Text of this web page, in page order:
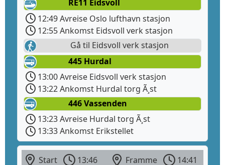
RE11 Eidsvoll
12:49 Avreise Oslo lufthavn stasjon
12:55 Ankomst Eidsvoll verk stasjon
Gå til Eidsvoll verk stasjon
445 Hurdal
13:00 Avreise Eidsvoll verk stasjon
13:22 Ankomst Hurdal torg Ã¸st
446 Vassenden
13:23 Avreise Hurdal torg Ã¸st
13:33 Ankomst Erikstellet
Start 13:46 Framme 14:41